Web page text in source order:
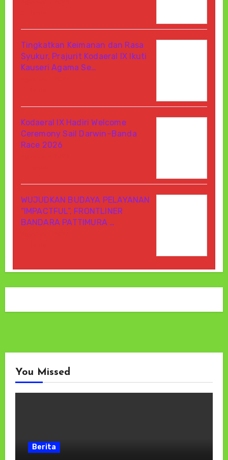
Tingkatkan Keimanan dan Rasa
Syukur, Prajurit Kodaeral IX Ikuti
Kauseri Agama Se…
Kodaeral IX Hadiri Welcome
Ceremony Sail Darwin–Banda
Race 2026
WUJUDKAN BUDAYA PELAYANAN
“IMPACTFUL”, FRONTLINER
BANDARA PATTIMURA …
You Missed
Berita